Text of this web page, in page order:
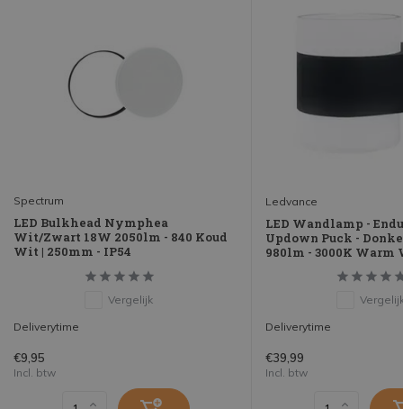
Spectrum
LED Bulkhead Nymphea
Wit/Zwart 18W 2050lm - 840 Koud
Wit | 250mm - IP54
Vergelijk
Deliverytime
€9,95
Incl. btw
Ledvance
LED Wandlamp -
Updown Puck -
980lm - 3000K Warm
Deliverytime
€39,99
Incl. btw